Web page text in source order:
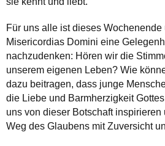
Für uns alle ist dieses Wochenende
Misericordias Domini eine
nachzudenken: Hören wir die
unserem eigenen Leben? Wie
dazu beitragen, dass junge
die Liebe und Barmherzigkeit
uns von dieser Botschaft inspirieren
Weg des Glaubens mit Zuversicht